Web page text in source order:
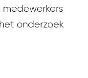
medewerkers
onderzoek